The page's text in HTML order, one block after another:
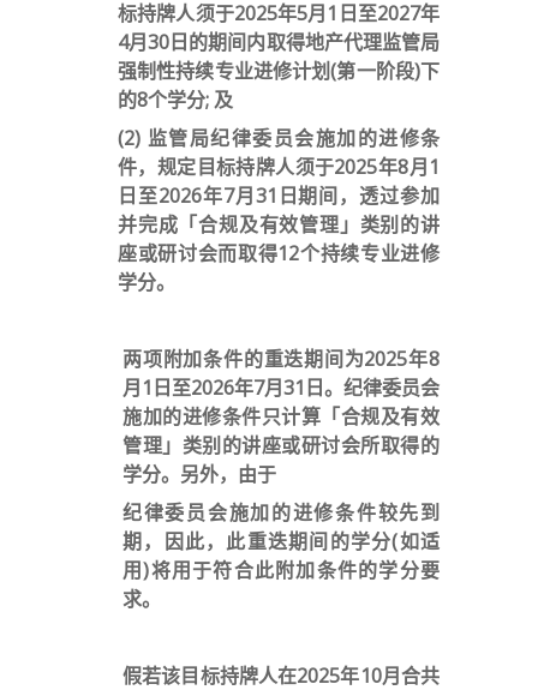
标持牌人须于2025年5月1日至2027年
4月30日的期间内取得地产代理监管局
强制性持续专业进修计划(第一阶段)下
的8个学分; 及
(2) 监管局纪律委员会施加的进修条
件，规定目标持牌人须于2025年8月1
日至2026年7月31日期间，透过参加
并完成「合规及有效管理」类别的讲
座或研讨会而取得12个持续专业进修
学分。
两项附加条件的重迭期间为2025年8
月1日至2026年7月31日。纪律委员会
施加的进修条件只计算「合规及有效
管理」类别的讲座或研讨会所取得的
学分。另外，由于
纪律委员会施加的进修条件较先到
期，因此，此重迭期间的学分(如适
用)将用于符合此附加条件的学分要
求。
假若该目标持牌人在2025年10月合共